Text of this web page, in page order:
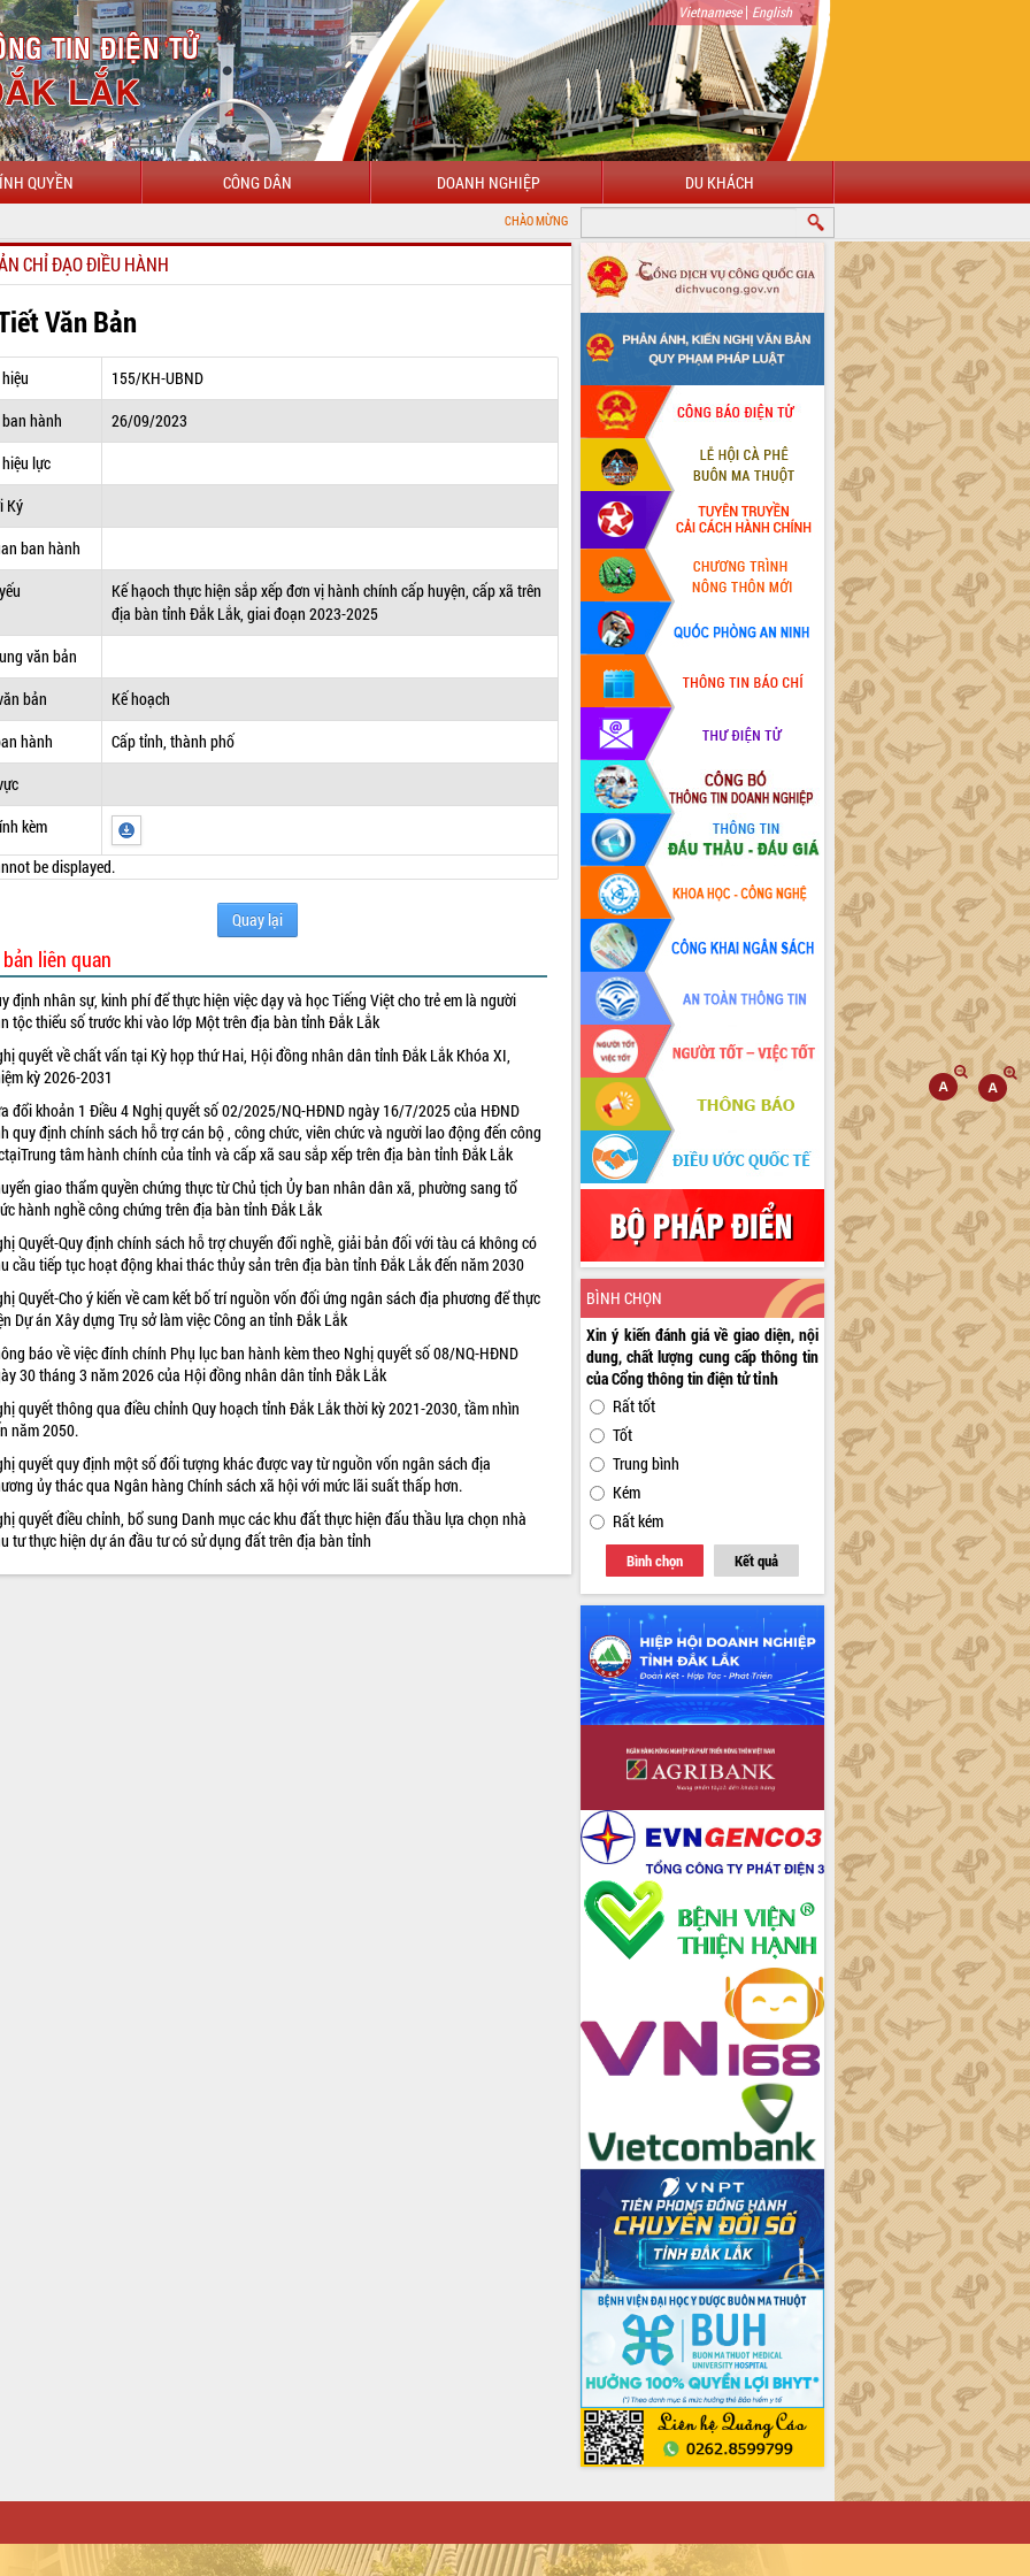
Vietnamese| English
QUYỀN CÔNG DÂN DOANH NGHIỆP DU KHÁCH
CHÀO MỪNG ĐẾN VỚI CỔNG THÔNG TIN ĐIỆN TỬ TỈNH ĐẮK LẮK
CHỈ ĐẠO ĐIỀU HÀNH
Văn Bản
155/KH-UBND
hành
26/09/2023
lực
Ký
ban hành
Kế hạoch thực hiện sắp xếp đơn vị hành chính cấp huyện, cấp xã trên
địa bàn tỉnh Đắk Lắk, giai đoạn 2023-2025
văn bản
bản
Kế hoạch
hành
Cấp tỉnh, thành phố
kèm
be displayed.
Quay lại
liên quan
định nhân sự, kinh phí để thực hiện việc dạy và học Tiếng Việt cho trẻ em là người
tộc thiểu số trước khi vào lớp Một trên địa bàn tỉnh Đắk Lắk
quyết về chất vấn tại Kỳ họp thứ Hai, Hội đồng nhân dân tỉnh Đắk Lắk Khóa XI,
kỳ 2026-2031
đổi khoản 1 Điều 4 Nghị quyết số 02/2025/NQ-HĐND ngày 16/7/2025 của HĐND
quy định chính sách hỗ trợ cán bộ , công chức, viên chức và người lao động đến công
tâm hành chính của tỉnh và cấp xã sau sắp xếp trên địa bàn tỉnh Đắk Lắk
giao thẩm quyền chứng thực từ Chủ tịch Ủy ban nhân dân xã, phường sang tổ
hành nghề công chứng trên địa bàn tỉnh Đắk Lắk
Quyết-Quy định chính sách hỗ trợ chuyển đổi nghề, giải bản đối với tàu cá không có
cầu tiếp tục hoạt động khai thác thủy sản trên địa bàn tỉnh Đắk Lắk đến năm 2030
Quyết-Cho ý kiến về cam kết bố trí nguồn vốn đối ứng ngân sách địa phương để thực
Dự án Xây dựng Trụ sở làm việc Công an tỉnh Đắk Lắk
báo về việc đính chính Phụ lục ban hành kèm theo Nghị quyết số 08/NQ-HĐND
30 tháng 3 năm 2026 của Hội đồng nhân dân tỉnh Đắk Lắk
quyết thông qua điều chỉnh Quy hoạch tỉnh Đắk Lắk thời kỳ 2021-2030, tầm nhìn
năm 2050.
quyết quy định một số đối tượng khác được vay từ nguồn vốn ngân sách địa
ủy thác qua Ngân hàng Chính sách xã hội với mức lãi suất thấp hơn.
quyết điều chỉnh, bổ sung Danh mục các khu đất thực hiện đấu thầu lựa chọn nhà
tư thực hiện dự án đầu tư có sử dụng đất trên địa bàn tỉnh
BÌNH CHỌN
Xin ý kiến đánh giá về giao diện, nội
dung, chất lượng cung cấp thông tin
của Cổng thông tin điện tử tỉnh
Rất tốt
Tốt
Trung bình
Kém
Rất kém
Bình chọn Kết quả